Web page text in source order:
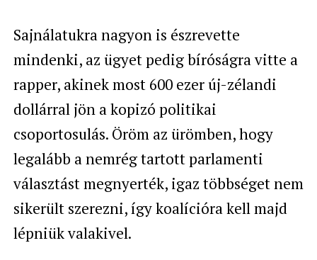
Sajnálatukra nagyon is észrevette
mindenki, az ügyet pedig bíróságra vitte a
rapper, akinek most 600 ezer új-zélandi
dollárral jön a kopizó politikai
csoportosulás. Öröm az ürömben, hogy
legalább a nemrég tartott parlamenti
választást megnyerték, igaz többséget nem
sikerült szerezni, így koalícióra kell majd
lépniük valakivel.